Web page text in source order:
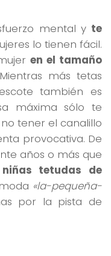
mental y te
lo tienen fácil.
en el tamaño
más tetas
también es
máxima sólo te
tener el canalillo
provocativa. De
años o más que
niñas tetudas de
«la-pequeña-
por la pista de